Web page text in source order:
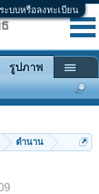
ะบบหรือลงทะเบียน
ตำนาน
รูปภาพ